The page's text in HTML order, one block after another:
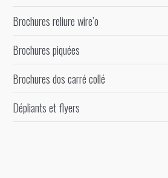
Brochures reliure wire’o
Brochures piquées
Brochures dos carré collé
Dépliants et flyers